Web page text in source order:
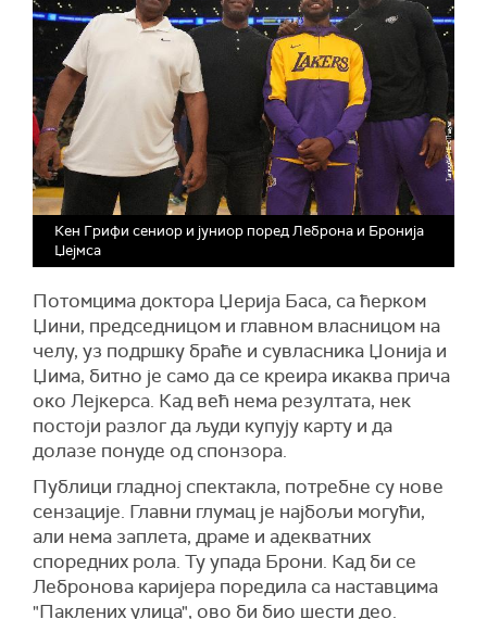
Кен Грифи сениор и јуниор поред Леброна и Бронија
Џејмса
Потомцима доктора Џерија Баса, са ћерком
Џини, председницом и главном власницом на
челу, уз подршку браће и сувласника Џонија и
Џима, битно је само да се креира икаква прича
око Лејкерса. Кад већ нема резултата, нек
постоји разлог да људи купују карту и да
долазе понуде од спонзора.
Публици гладној спектакла, потребне су нове
сензације. Главни глумац је најбољи могући,
али нема заплета, драме и адекватних
споредних рола. Ту упада Брони. Кад би се
Лебронова каријера поредила са наставцима
"Паклених улица", ово би био шести део.